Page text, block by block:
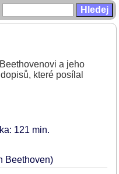
a jeho
které posílal
121 min
Beethoven)